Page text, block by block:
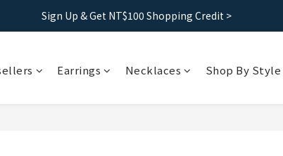
Free shipping｜Taiwan orders over 1500, HK over 2500
Sign Up & Get NT$100 Shopping Credit >
Earrings Necklaces Shop By Style